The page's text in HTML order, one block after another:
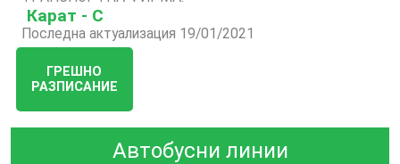
Карат - С
Последна актуализация 19/01/2021
ГРЕШНО
РАЗПИСАНИЕ
Автобусни линии